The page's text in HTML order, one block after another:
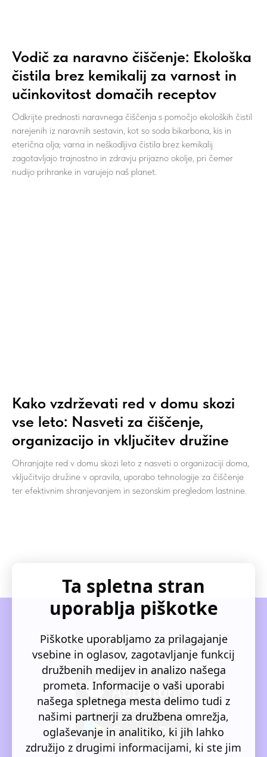
Vodič za naravno čiščenje: Ekološka
čistila brez kemikalij za varnost in
učinkovitost domačih receptov
Odkrijte prednosti naravnega čiščenja s pomočjo ekoloških čistil
narejenih iz naravnih sestavin, kot so soda bikarbona, kis in
eterična olja; varna in neškodljiva čistila brez kemikalij
zagotavljajo trajnostno in zdravju prijazno okolje, pri čemer
nudijo prihranke in varujejo naš planet.
Kako vzdrževati red v domu skozi
vse leto: Nasveti za čiščenje,
organizacijo in vključitev družine
Ohranjajte red v domu skozi leto z nasveti o organizaciji doma,
vključitvijo družine v opravila, uporabo tehnologije za čiščenje
ter efektivnim shranjevanjem in sezonskim pregledom lastnine.
Preizkusi Lerto zdaj
Ta spletna stran
uporablja piškotke
Piškotke uporabljamo za prilagajanje
vsebine in oglasov, zagotavljanje funkcij
družbenih medijev in analizo našega
prometa. Informacije o vaši uporabi
našega spletnega mesta delimo tudi z
našimi partnerji za družbena omrežja,
oglaševanje in analitiko, ki jih lahko
združijo z drugimi informacijami, ki ste jim